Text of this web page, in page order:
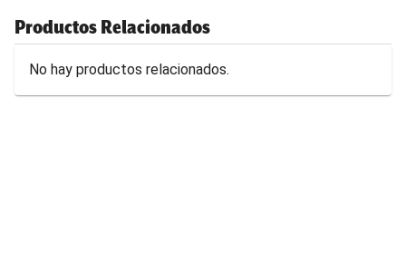
Productos Relacionados
No hay productos relacionados.